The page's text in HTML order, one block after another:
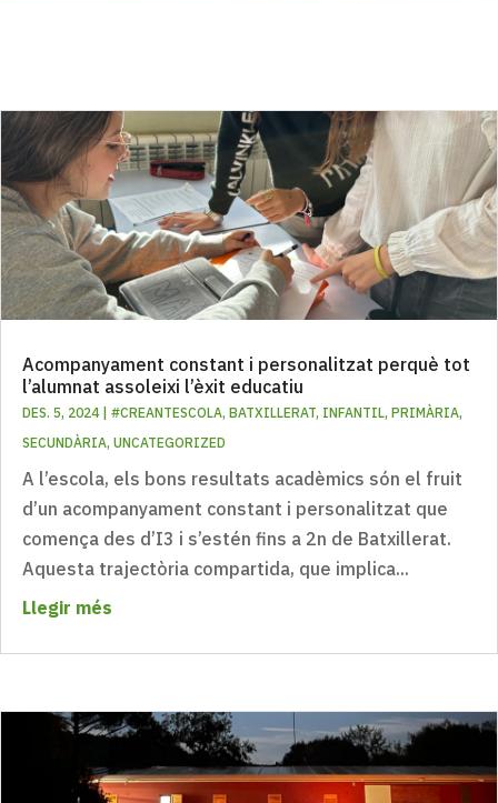
Acompanyament constant i personalitzat perquè tot
l’alumnat assoleixi l’èxit educatiu
DES. 5, 2024| #CREANTESCOLA, BATXILLERAT, INFANTIL, PRIMÀRIA,
SECUNDÀRIA, UNCATEGORIZED
A l’escola, els bons resultats acadèmics són el fruit
d’un acompanyament constant i personalitzat que
comença des d’I3 i s’estén fins a 2n de Batxillerat.
Aquesta trajectòria compartida, que implica...
Llegir més